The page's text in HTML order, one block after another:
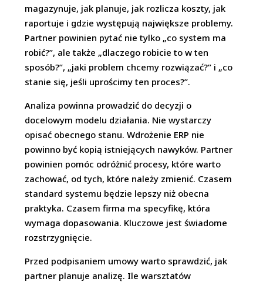
magazynuje, jak planuje, jak rozlicza koszty, jak
raportuje i gdzie występują największe problemy.
Partner powinien pytać nie tylko „co system ma
robić?”, ale także „dlaczego robicie to w ten
sposób?”, „jaki problem chcemy rozwiązać?” i „co
stanie się, jeśli uprościmy ten proces?”.
Analiza powinna prowadzić do decyzji o
docelowym modelu działania. Nie wystarczy
opisać obecnego stanu. Wdrożenie ERP nie
powinno być kopią istniejących nawyków. Partner
powinien pomóc odróżnić procesy, które warto
zachować, od tych, które należy zmienić. Czasem
standard systemu będzie lepszy niż obecna
praktyka. Czasem firma ma specyfikę, która
wymaga dopasowania. Kluczowe jest świadome
rozstrzygnięcie.
Przed podpisaniem umowy warto sprawdzić, jak
partner planuje analizę. Ile warsztatów